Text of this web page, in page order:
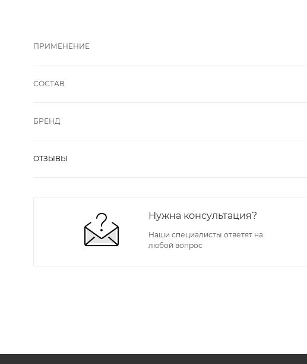
ПРИМЕНЕНИЕ
СОСТАВ
БРЕНД
ОТЗЫВЫ
Нужна консультация?
Наши специалисты ответят на
любой вопрос